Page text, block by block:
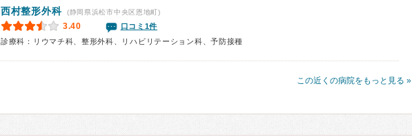
西村整形外科 (静岡県浜松市中央区恩地町)
3.40
口コミ1件
診療科：リウマチ科、整形外科、リハビリテーション科、予防接種
この近くの病院をもっと見る »